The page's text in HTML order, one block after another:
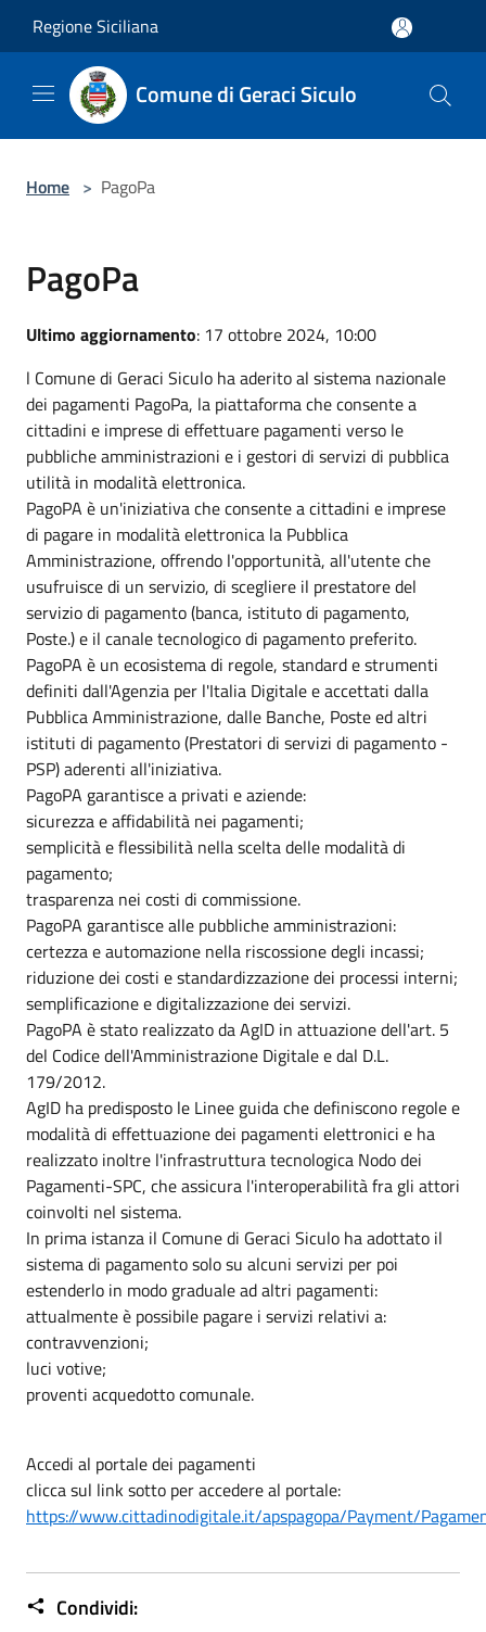
Regione Siciliana
Comune di Geraci Siculo
Home > PagoPa
PagoPa
Ultimo aggiornamento: 17 ottobre 2024, 10:00
l Comune di Geraci Siculo ha aderito al sistema nazionale
dei pagamenti PagoPa, la piattaforma che consente a
cittadini e imprese di effettuare pagamenti verso le
pubbliche amministrazioni e i gestori di servizi di pubblica
utilità in modalità elettronica.
PagoPA è un'iniziativa che consente a cittadini e imprese
di pagare in modalità elettronica la Pubblica
Amministrazione, offrendo l'opportunità, all'utente che
usufruisce di un servizio, di scegliere il prestatore del
servizio di pagamento (banca, istituto di pagamento,
Poste.) e il canale tecnologico di pagamento preferito.
PagoPA è un ecosistema di regole, standard e strumenti
definiti dall'Agenzia per l'Italia Digitale e accettati dalla
Pubblica Amministrazione, dalle Banche, Poste ed altri
istituti di pagamento (Prestatori di servizi di pagamento -
PSP) aderenti all'iniziativa.
PagoPA garantisce a privati e aziende:
sicurezza e affidabilità nei pagamenti;
semplicità e flessibilità nella scelta delle modalità di
pagamento;
trasparenza nei costi di commissione.
PagoPA garantisce alle pubbliche amministrazioni:
certezza e automazione nella riscossione degli incassi;
riduzione dei costi e standardizzazione dei processi interni;
semplificazione e digitalizzazione dei servizi.
PagoPA è stato realizzato da AgID in attuazione dell'art. 5
del Codice dell'Amministrazione Digitale e dal D.L.
179/2012.
AgID ha predisposto le Linee guida che definiscono regole e
modalità di effettuazione dei pagamenti elettronici e ha
realizzato inoltre l'infrastruttura tecnologica Nodo dei
Pagamenti-SPC, che assicura l'interoperabilità fra gli attori
coinvolti nel sistema.
In prima istanza il Comune di Geraci Siculo ha adottato il
sistema di pagamento solo su alcuni servizi per poi
estenderlo in modo graduale ad altri pagamenti:
attualmente è possibile pagare i servizi relativi a:
contravvenzioni;
luci votive;
proventi acquedotto comunale.
Accedi al portale dei pagamenti
clicca sul link sotto per accedere al portale:
https://www.cittadinodigitale.it/apspagopa/Payment/
Condividi: